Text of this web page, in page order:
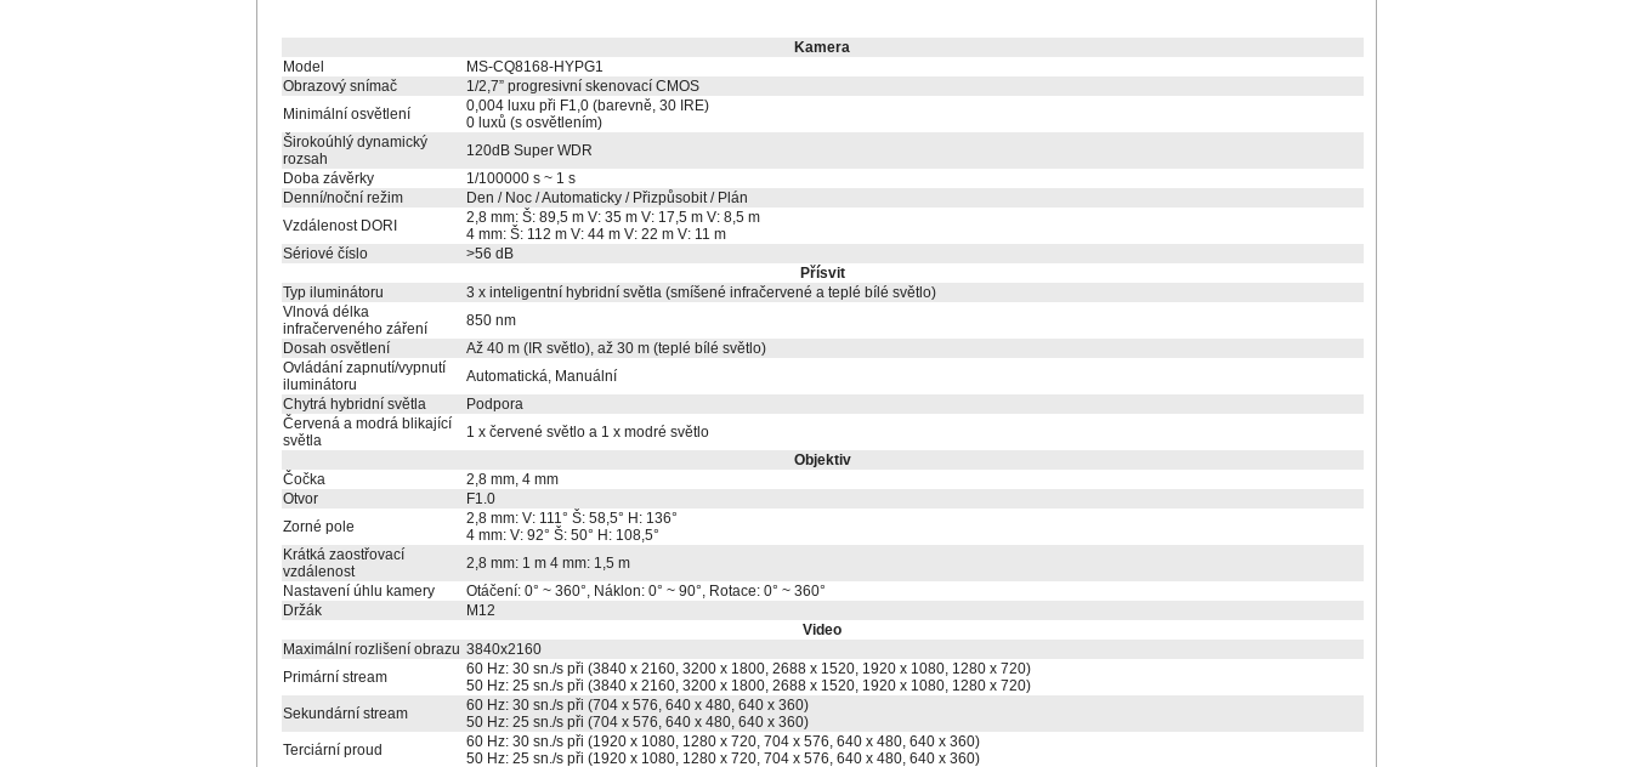
Kamera
Model
MS-CQ8168-HYPG1
Obrazový snímač
1/2,7” progresivní skenovací CMOS
Minimální osvětlení
0,004 luxu při F1,0 (barevně, 30 IRE)
0 luxů (s osvětlením)
Širokoúhlý dynamický
rozsah
120dB Super WDR
Doba závěrky
1/100000 s ~ 1 s
Denní/noční režim
Den / Noc / Automaticky / Přizpůsobit / Plán
Vzdálenost DORI
2,8 mm: Š: 89,5 m V: 35 m V: 17,5 m V: 8,5 m
4 mm: Š: 112 m V: 44 m V: 22 m V: 11 m
Sériové číslo
>56 dB
Přísvit
Typ iluminátoru
3 x inteligentní hybridní světla (smíšené infračervené a teplé bílé světlo)
Vlnová délka
infračerveného záření
850 nm
Dosah osvětlení
Až 40 m (IR světlo), až 30 m (teplé bílé světlo)
Ovládání zapnutí/vypnutí
iluminátoru
Automatická, Manuální
Chytrá hybridní světla
Podpora
Červená a modrá blikající
světla
1 x červené světlo a 1 x modré světlo
Objektiv
Čočka
2,8 mm, 4 mm
Otvor
F1.0
Zorné pole
2,8 mm: V: 111° Š: 58,5° H: 136°
4 mm: V: 92° Š: 50° H: 108,5°
Krátká zaostřovací
vzdálenost
2,8 mm: 1 m 4 mm: 1,5 m
Nastavení úhlu kamery
Otáčení: 0° ~ 360°, Náklon: 0° ~ 90°, Rotace: 0° ~ 360°
Držák
M12
Video
Maximální rozlišení obrazu 3840x2160
Primární stream
60 Hz: 30 sn./s při (3840 x 2160, 3200 x 1800, 2688 x 1520, 1920 x 1080, 1280 x 720)
50 Hz: 25 sn./s při (3840 x 2160, 3200 x 1800, 2688 x 1520, 1920 x 1080, 1280 x 720)
Sekundární stream
60 Hz: 30 sn./s při (704 x 576, 640 x 480, 640 x 360)
50 Hz: 25 sn./s při (704 x 576, 640 x 480, 640 x 360)
Terciární proud
60 Hz: 30 sn./s při (1920 x 1080, 1280 x 720, 704 x 576, 640 x 480, 640 x 360)
50 Hz: 25 sn./s při (1920 x 1080, 1280 x 720, 704 x 576, 640 x 480, 640 x 360)